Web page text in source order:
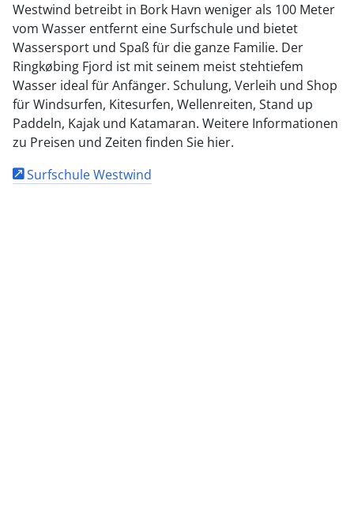
Westwind betreibt in Bork Havn weniger als 100 Meter
vom Wasser entfernt eine Surfschule und bietet
Wassersport und Spaß für die ganze Familie. Der
Ringkøbing Fjord ist mit seinem meist stehtiefem
Wasser ideal für Anfänger. Schulung, Verleih und Shop
für Windsurfen, Kitesurfen, Wellenreiten, Stand up
Paddeln, Kajak und Katamaran. Weitere Informationen
zu Preisen und Zeiten finden Sie hier.
Surfschule Westwind